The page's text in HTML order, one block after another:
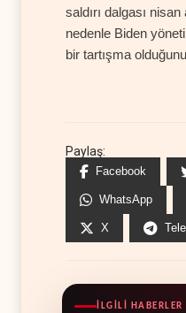
saldırı dalgası
nedenle Biden
bir tartışma
Paylaş:
Facebook
WhatsApp
X
İLGILI HABERLER